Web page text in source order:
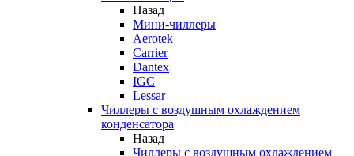
Назад
Мини-чиллеры
Aerotek
Carrier
Dantex
IGC
Lessar
Чиллеры с воздушным охлаждением
конденсатора
Назад
Чиллеры с воздушным охлаждением